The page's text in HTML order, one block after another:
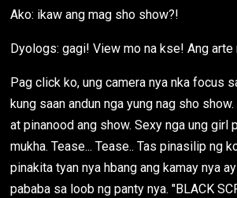
Ako: ikaw ang mag sho show?!
Dyologs: gagi! View mo na kse! Ang arte
Pag click ko, ung camera nya nka focus
kung saan andun nga yung nag sho
at pinanood ang show. Sexy nga ung girl
mukha. Tease... Tease.. Tas pinasilip ng
pinakita tyan nya hbang ang kamay nya
pababa sa loob ng panty nya. "BLACK